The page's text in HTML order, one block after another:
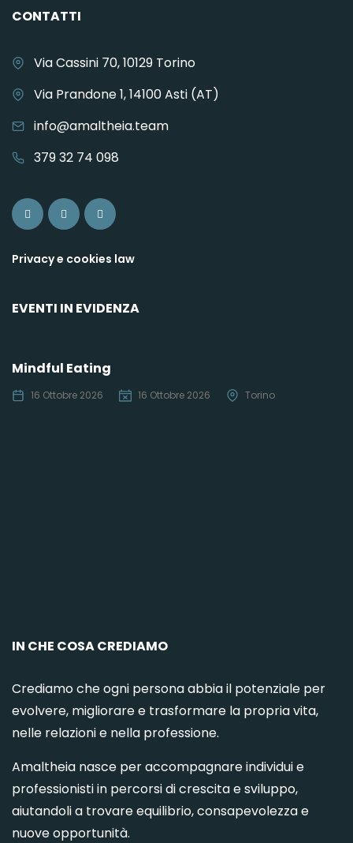
CONTATTI
Via Cassini 70, 10129 Torino
Via Prandone 1, 14100 Asti (AT)
info@amaltheia.team
379 32 74 098
Privacy e cookies law
EVENTI IN EVIDENZA
Mindful Eating
16 Ottobre 2026 16 Ottobre 2026 Torino
IN CHE COSA CREDIAMO
Crediamo che ogni persona abbia il potenziale per
evolvere, migliorare e trasformare la propria vita,
nelle relazioni e nella professione.
Amaltheia nasce per accompagnare individui e
professionisti in percorsi di crescita e sviluppo,
aiutandoli a trovare equilibrio, consapevolezza e
nuove opportunità.